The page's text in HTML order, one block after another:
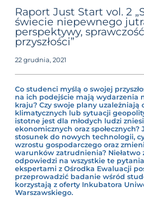
Raport Just Start vol. 2
świecie niepewnego
perspektywy,
przyszłości”
22 grudnia, 2021
Co studenci myślą o swojej
na ich podejście mają wydarzenia
kraju? Czy swoje plany uzależniają
klimatycznych lub sytuacji
istotne jest dla młodych ludzi
ekonomicznych oraz społecznych?
stosunek do nowych technologii,
wzrostu gospodarczego oraz
warunków zatrudnienia? Niełatwo
odpowiedzi na wszystkie te
ekspertami z Ośrodka Ewaluacji
przeprowadzić badanie wśród
korzystają z oferty Inkubatora
Warszawskiego.